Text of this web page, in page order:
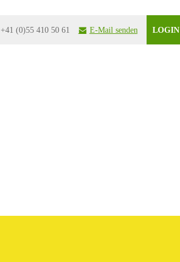
+41 (0)55 410 50 61 nednes liaM-E LOGIN